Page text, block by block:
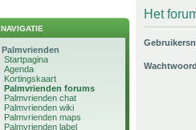
NAVIGATIE
Palmvrienden
Startpagina
Agenda
Kortingskaart
Palmvrienden forums
Palmvrienden chat
Palmvrienden wiki
Palmvrienden maps
Palmvrienden label
Het